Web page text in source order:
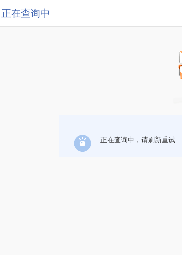
正在查询中
正在查询中，请刷新重试